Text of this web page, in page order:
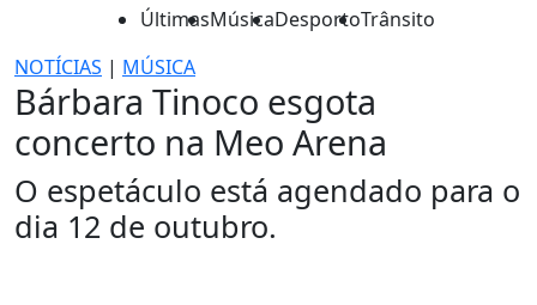
ÚltimasMúsicaDesportoTrânsito
NOTÍCIAS | MÚSICA
Bárbara Tinoco esgota
concerto na Meo Arena
O espetáculo está agendado para o
dia 12 de outubro.